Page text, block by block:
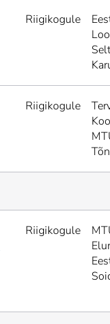
Riigikogule
Riigikogule
Riigikogule